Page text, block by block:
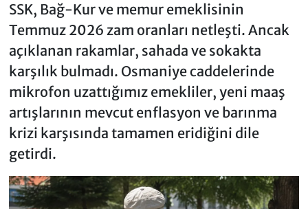
SSK, Bağ-Kur ve memur emeklisinin
Temmuz 2026 zam oranları netleşti. Ancak
açıklanan rakamlar, sahada ve sokakta
karşılık bulmadı. Osmaniye caddelerinde
mikrofon uzattığımız emekliler, yeni maaş
artışlarının mevcut enflasyon ve barınma
krizi karşısında tamamen eridiğini dile
getirdi.